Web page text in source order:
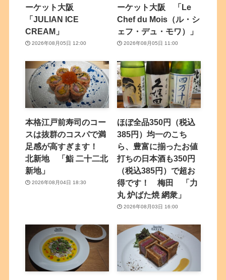
ーケット大阪
「JULIAN ICE
CREAM」
2026年08月05日 12:00
ーケット大阪 「Le
Chef du Mois（ル・シ
ェフ・デュ・モワ）」
2026年08月05日 11:00
本格江戸前寿司のコー
スは抜群のコスパで満
足感が高すぎます！
北新地 「鮨 二十二北
新地」
2026年08月04日 18:30
ほぼ全品350円（税込
385円）均一のこち
ら、豊富に揃ったお値
打ちの日本酒も350円
（税込385円）で超お
得です！ 梅田 「力
丸 炉ばた焼 網衆」
2026年08月03日 16:00